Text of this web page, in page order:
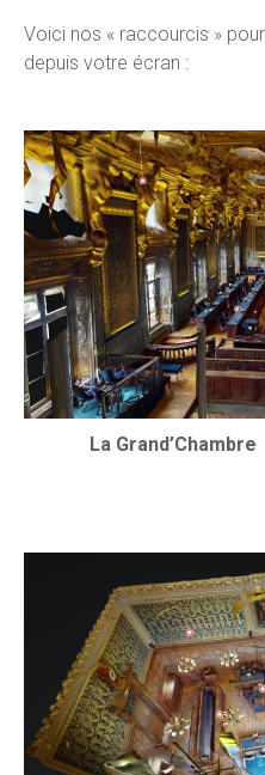
Voici nos « raccourcis »
depuis votre écran :
La Grand’Chambre